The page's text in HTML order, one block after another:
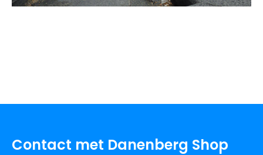
Contact met Danenberg Shop